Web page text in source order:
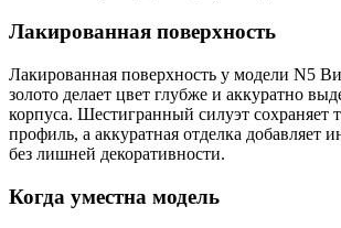
Лакированная поверхность
Лакированная поверхность у модели N5
золото делает цвет глубже и аккуратно
корпуса. Шестигранный силуэт сохраняет
профиль, а аккуратная отделка добавляет
без лишней декоративности.
Когда уместна модель